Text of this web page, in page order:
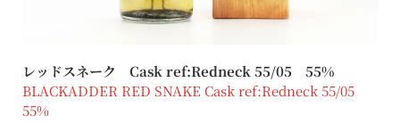
レッドスネーク Cask ref:Redneck 55/05 55%
BLACKADDER RED SNAKE Cask ref:Redneck 55/05
55%